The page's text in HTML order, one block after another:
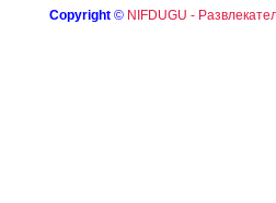
Copyright © NIFDUGU -